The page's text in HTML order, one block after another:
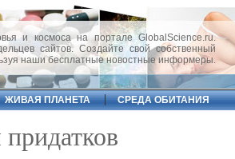
и космоса на портале GlobalScience.ru.
сайтов. Создайте свой собственный
наши бесплатные новостные информеры.
ЖИВАЯ ПЛАНЕТА СРЕДА ОБИТАНИЯ